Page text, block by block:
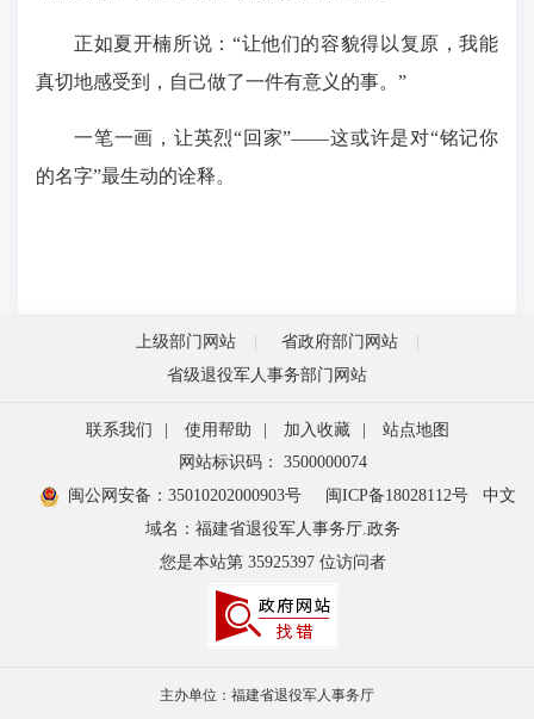
正如夏开楠所说：“让他们的容貌得以复原，我能
真切地感受到，自己做了一件有意义的事。”
一笔一画，让英烈“回家”——这或许是对“铭记你
的名字”最生动的诠释。
上级部门网站
省政府部门网站
省级退役军人事务部门网站
联系我们 使用帮助 加入收藏
站点地图
网站标识码： 3500000074
闽公网安备：35010202000903号
闽ICP备18028112号
中文
域名：福建省退役军人事务厅.政务
您是本站第 35925397 位访问者
主办单位：福建省退役军人事务厅